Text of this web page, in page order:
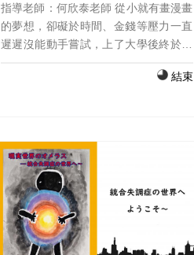
指導老師：何欣泰老師 從小就有畫漫畫
的夢想，卻礙於時間、金錢等壓力一直
遲遲沒能動手嘗試，上了大學後終於有
套軟體，從零開始磨練畫漫畫的技術。
結束